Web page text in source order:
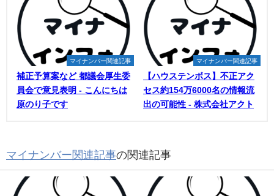
マイナンバー関連記事
補正予算案など 都議会厚生委
員会で意見表明 - こんにちは
原のり子です
マイナンバー関連記事
【ハウステンボス】不正アク
セス約154万6000名の情報流
出の可能性 - 株式会社アクト
マイナンバー関連記事の関連記事